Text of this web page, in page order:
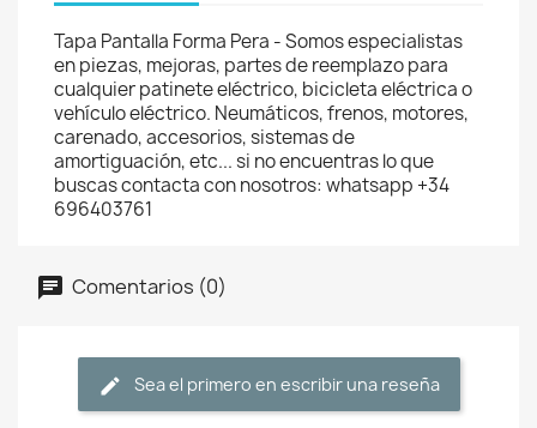
Tapa Pantalla Forma Pera - Somos especialistas
en piezas, mejoras, partes de reemplazo para
cualquier patinete eléctrico, bicicleta eléctrica o
vehículo eléctrico. Neumáticos, frenos, motores,
carenado, accesorios, sistemas de
amortiguación, etc... si no encuentras lo que
buscas contacta con nosotros: whatsapp +34
696403761
Comentarios (0)
Sea el primero en escribir una reseña